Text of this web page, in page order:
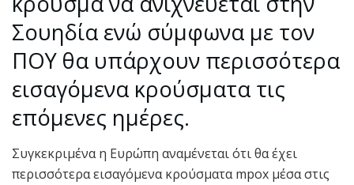
Σουηδία ενώ σύμφωνα με τον
ΠΟΥ θα υπάρχουν περισσότερα
εισαγόμενα κρούσματα τις
επόμενες ημέρες.
Συγκεκριμένα η Ευρώπη αναμένεται ότι θα έχει
περισσότερα εισαγόμενα κρούσματα mpox μέσα στις